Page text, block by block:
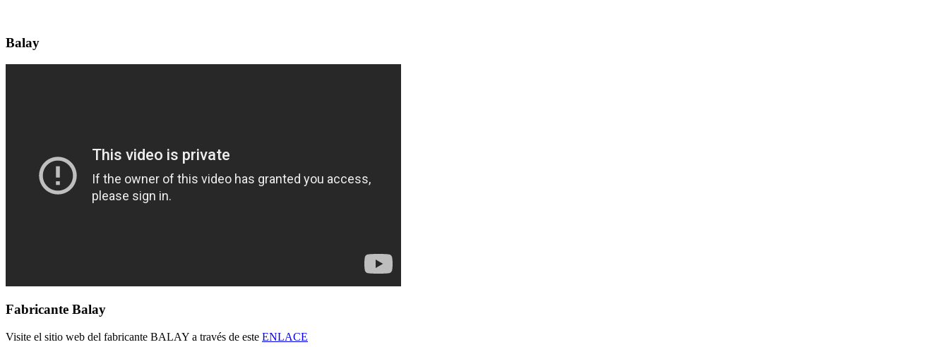
Balay
Fabricante Balay
Visite el sitio web del fabricante BALAY a través de este ENLACE